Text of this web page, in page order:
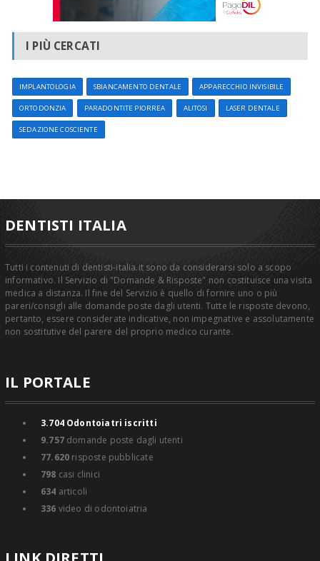
I PIÙ CERCATI
IMPLANTOLOGIA SBIANCAMENTO DENTALE APPARECCHIO INVISIBILE
ORTODONZIA PARADONTITE PIORREA ALITOSI LASER DENTALE
SEDAZIONE COSCIENTE
DENTISTI ITALIA
Tutti i contenuti di dentisti-italia.it sono da considerarsi solo a scopo
informativo. Il Servizio di "Domande & Risposte" non costituisce una visita
medica a distanza. Il fine del Servizio è quello di fornire uno o più
pareri/consigli alle domande poste dagli utenti. Tutte le risposte devono,
pertanto, essere considerate indicative, non impegnative e assolutamente
non sostitutive del parere del proprio medico curante.
IL PORTALE
3.704Odontoiatri iscritti
9.757domande poste dagli utenti
77.620 risposte pubblicate
798 casi clinici
634 articoli
336 video di odontoiatria